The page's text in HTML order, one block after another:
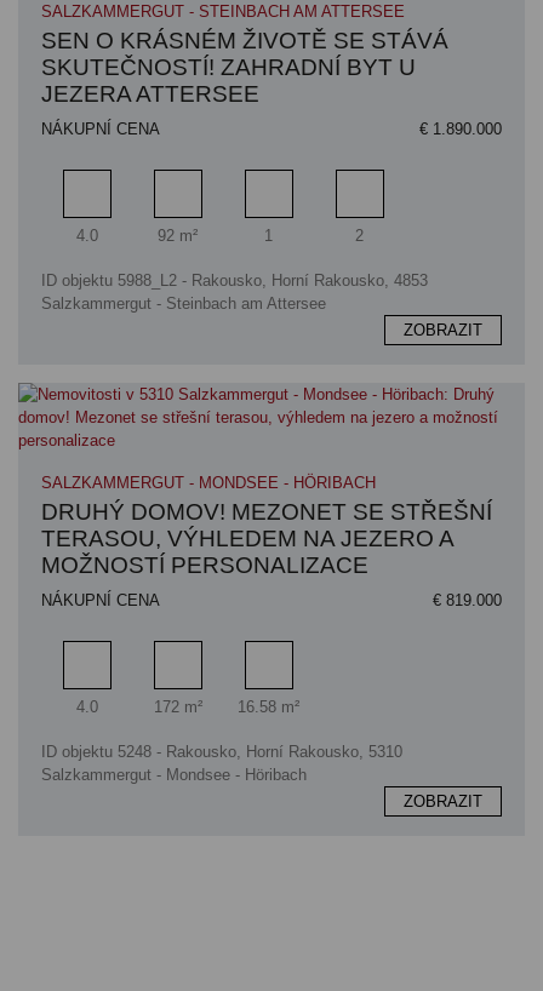
SALZKAMMERGUT - STEINBACH AM ATTERSEE
SEN O KRÁSNÉM ŽIVOTĚ SE STÁVÁ
SKUTEČNOSTÍ! ZAHRADNÍ BYT U
JEZERA ATTERSEE
NÁKUPNÍ CENA € 1.890.000
Pokoj
4.0
Obytný prostor
92 m²
Koupelna
1
Ložnice
2
ID objektu 5988_L2 - Rakousko, Horní Rakousko, 4853
Salzkammergut - Steinbach am Attersee
ZOBRAZIT
SALZKAMMERGUT - MONDSEE - HÖRIBACH
DRUHÝ DOMOV! MEZONET SE STŘEŠNÍ
TERASOU, VÝHLEDEM NA JEZERO A
MOŽNOSTÍ PERSONALIZACE
NÁKUPNÍ CENA € 819.000
Pokoj
4.0
Obytný prostor
172 m²
Plocha terasy
16.58 m²
ID objektu 5248 - Rakousko, Horní Rakousko, 5310
Salzkammergut - Mondsee - Höribach
ZOBRAZIT